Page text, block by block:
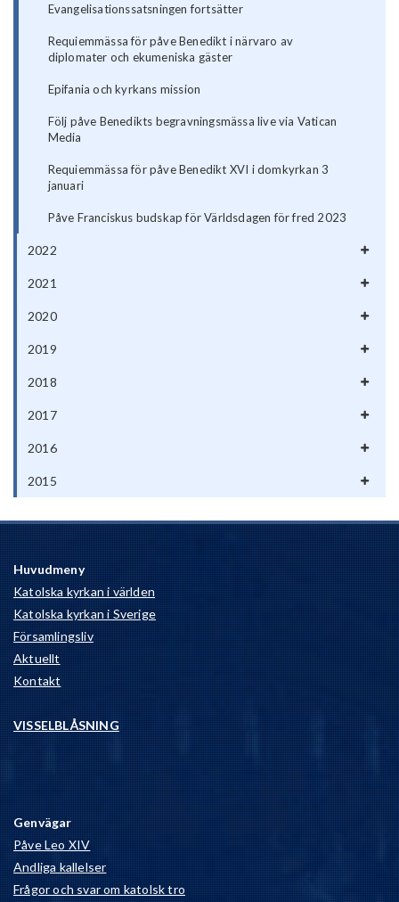
Evangelisationssatsningen fortsätter
Requiemmässa för påve Benedikt i närvaro av
diplomater och ekumeniska gäster
Epifania och kyrkans mission
Följ påve Benedikts begravningsmässa live via Vatican
Media
Requiemmässa för påve Benedikt XVI i domkyrkan 3
januari
Påve Franciskus budskap för Världsdagen för fred 2023
2022
2021
2020
2019
2018
2017
2016
2015
Huvudmeny
Katolska kyrkan i världen
Katolska kyrkan i Sverige
Församlingsliv
Aktuellt
Kontakt
VISSELBLÅSNING
Genvägar
Påve Leo XIV
Andliga kallelser
Frågor och svar om katolsk tro